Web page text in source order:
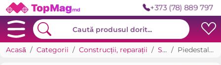
+373 (78) 889 797
Acasă Categorii Construcții, reparații Sanitare Piedestale pentru chiuvete